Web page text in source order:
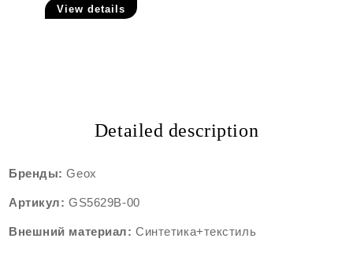
View details
Detailed description
Бренды:Geox
Артикул:GS5629B-00
Внешний материал: Синтетика+текстиль